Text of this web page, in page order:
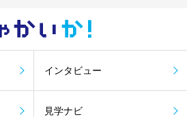
かい か！
インタビュー
見学ナビ